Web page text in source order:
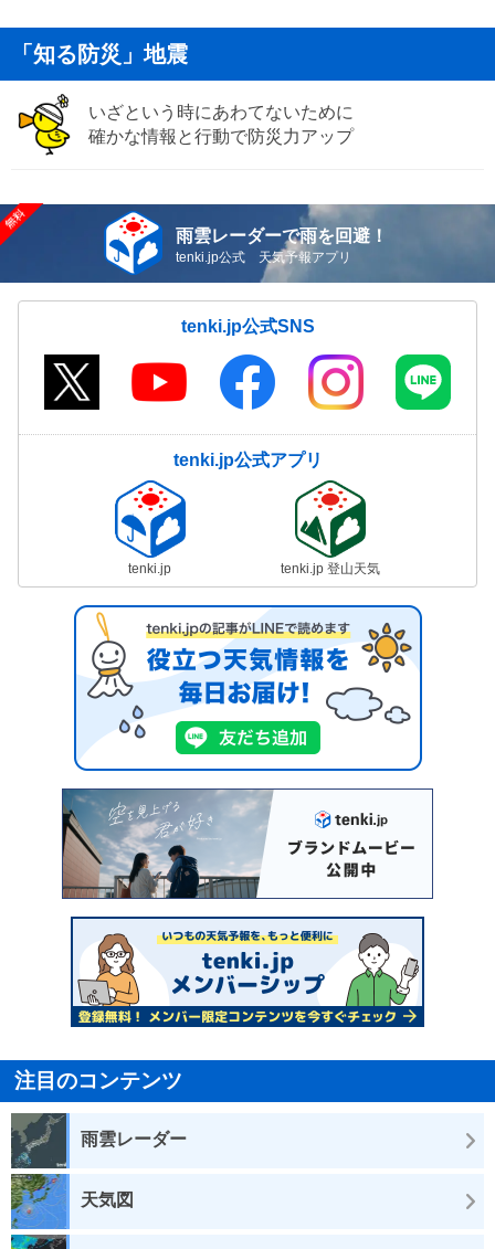
「知る防災」地震
いざという時にあわてないために
確かな情報と行動で防災力アップ
雨雲レーダーで雨を回避！
tenki.jp公式 天気予報アプリ
tenki.jp公式SNS
tenki.jp公式アプリ
tenki.jp tenki.jp 登山天気
注目のコンテンツ
雨雲レーダー
天気図